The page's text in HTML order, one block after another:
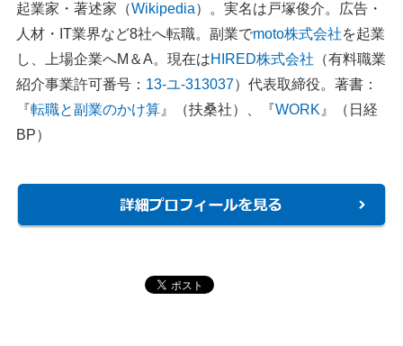
起業家・著述家（Wikipedia）。実名は戸塚俊介。広告・
人材・IT業界など8社へ転職。副業でmoto株式会社を起業
し、上場企業へM＆A。現在はHIRED株式会社 （有料職業
紹介事業許可番号： 13-ユ-313037）代表取締役。著書：
『転職と副業のかけ算 』（扶桑社）、『WORK 』（日経
BP）